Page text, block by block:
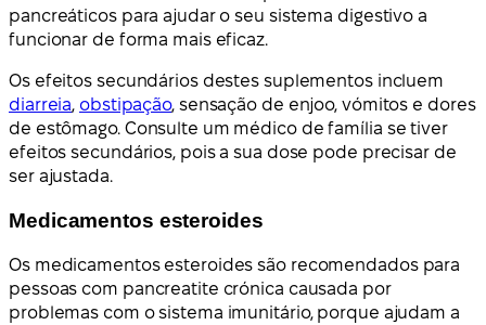
pancreáticos para ajudar o seu sistema digestivo a
funcionar de forma mais eficaz.
Os efeitos secundários destes suplementos incluem
diarreia, obstipação, sensação de enjoo, vómitos e dores
de estômago. Consulte um médico de família se tiver
efeitos secundários, pois a sua dose pode precisar de
ser ajustada.
Medicamentos esteroides
Os medicamentos esteroides são recomendados para
pessoas com pancreatite crónica causada por
problemas com o sistema imunitário, porque ajudam a